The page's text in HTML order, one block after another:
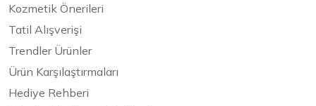
Kozmetik Önerileri
Tatil Alışverişi
Trendler Ürünler
Ürün Karşılaştırmaları
Hediye Rehberi